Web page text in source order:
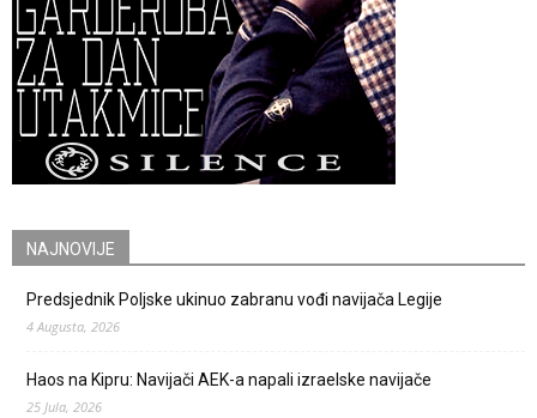
NAJNOVIJE
Predsjednik Poljske ukinuo zabranu vođi navijača Legije
4 Augusta, 2026
Haos na Kipru: Navijači AEK-a napali izraelske navijače
25 Jula, 2026